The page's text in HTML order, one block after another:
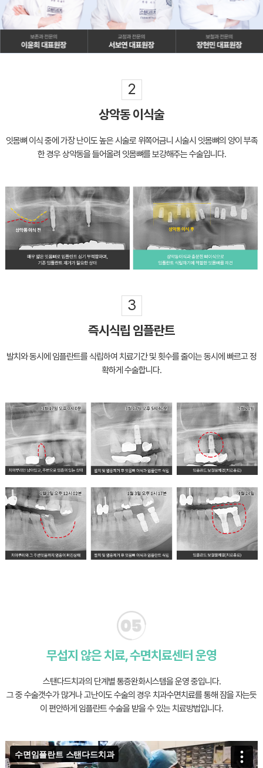
2
상악동 이식술
잇몸뼈 이식 중에 가장 난이도 높은 시술로 위쪽어금니 시술시 잇몸뼈의 양이 부족
한 경우 상악동을 들어올려 잇몸뼈를 보강해주는 수술입니다.
3
즉시식립 임플란트
발치와 동시에 임플란트를 식립하여 치료기간 및 횟수를줄이는 동시에 빠르고 정
확하게 수술합니다.
무섭지 않은 치료, 수면치료센터 운영
스탠다드치과의 단계별 통증완화시스템을 운영 중입니다.
그 중 수술갯수가 많거나 고난이도 수술의 경우 치과수면치료를 통해 잠을 자는듯
이 편안하게 임플란트 수술을 받을 수 있는 치료방법입니다.